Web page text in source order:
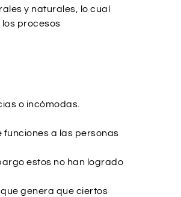
y naturales, lo cual
procesos
o incómodas.
a las personas
estos no han logrado
genera que ciertos